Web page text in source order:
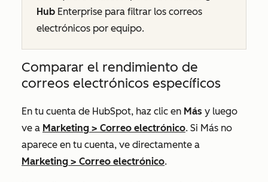
Hub Enterprise para filtrar los correos
electrónicos por equipo.
Comparar el rendimiento de
correos electrónicos específicos
En tu cuenta de HubSpot, haz clic en Más y luego
ve a Marketing > Correo electrónico. Si Más no
aparece en tu cuenta, ve directamente a
Marketing > Correo electrónico.